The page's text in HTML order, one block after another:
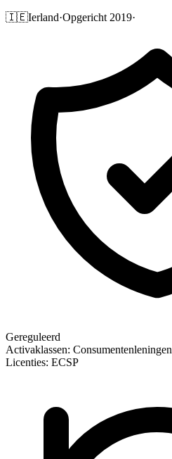
🇮🇪Ierland·Opgericht 2019·
Gereguleerd
Activaklassen: Consumentenleningen
Licenties: ECSP